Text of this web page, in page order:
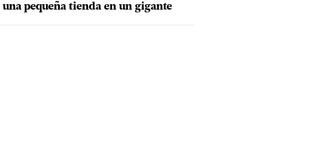
una pequeña tienda en un gigante